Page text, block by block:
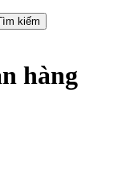
hàng